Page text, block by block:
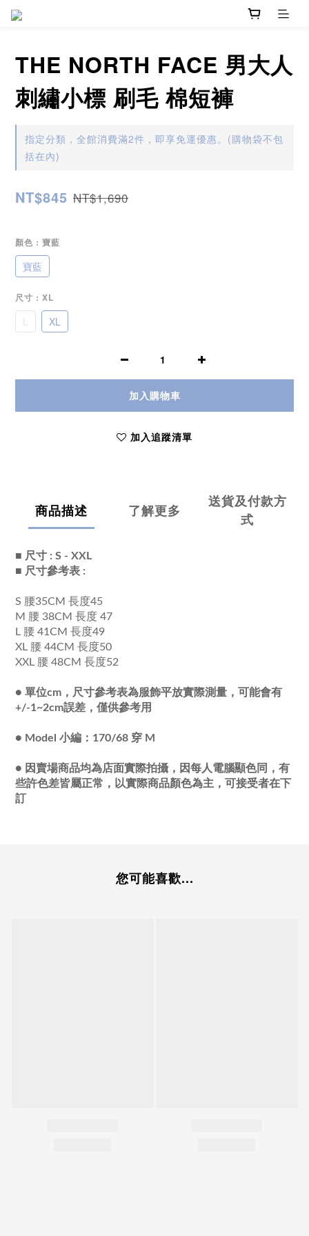
THE NORTH FACE 男大人
刺繡小標 刷毛 棉短褲
指定分類，全館消費滿2件，即享免運優惠。(購物袋不包
括在內)
NT$845 NT$1,690
顏色 : 寶藍
寶藍
尺寸 : XL
L XL
加入購物車
加入追蹤清單
商品描述 了解更多
送貨及付款方
式
■ 尺寸 : S - XXL
■ 尺寸參考表 :
S 腰35CM 長度45
M 腰 38CM 長度 47
L 腰 41CM 長度49
XL 腰 44CM 長度50
XXL 腰 48CM 長度52
● 單位cm，尺寸參考表為服飾平放實際測量，可能會有
+/-1~2cm誤差，僅供參考用
● Model 小編：170/68 穿 M
● 因賣場商品均為店面實際拍攝，因每人電腦顯色同，有
些許色差皆屬正常，以實際商品顏色為主，可接受者在下
訂
您可能喜歡...